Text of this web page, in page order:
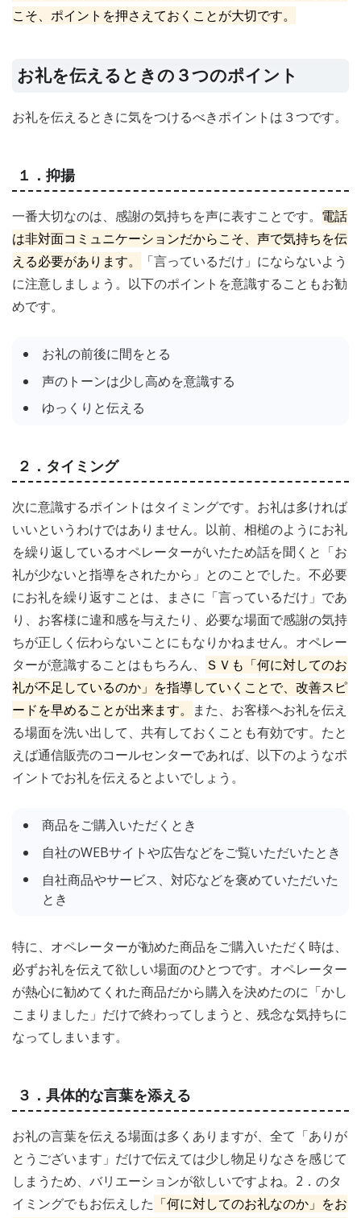
こそ、ポイントを押さえておくことが大切です。
お礼を伝えるときの３つのポイント
お礼を伝えるときに気をつけるべきポイントは３つです。
１．抑揚
一番大切なのは、感謝の気持ちを声に表すことです。 電話
は非対面コミュニケーションだからこそ、声で気持ちを伝
える必要があります。
「言っているだけ」にならないよう
に注意しましょう。以下のポイントを意識することもお勧
めです。
お礼の前後に間をとる
声のトーンは少し高めを意識する
ゆっくりと伝える
２．タイミング
次に意識するポイントはタイミングです。お礼は多ければ
いいというわけではありません。以前、相槌のようにお礼
を繰り返しているオペレーターがいたため話を聞くと「お
礼が少ないと指導をされたから」とのことでした。不必要
にお礼を繰り返すことは、まさに「言っているだけ」であ
り、お客様に違和感を与えたり、必要な場面で感謝の気持
ちが正しく伝わらないことにもなりかねません。オペレー
ターが意識することはもちろん、
ＳＶも「何に対してのお
礼が不足しているのか」を指導していくことで、改善スピ
ードを早めることが出来ます。
また、お客様へお礼を伝え
る場面を洗い出して、共有しておくことも有効です。たと
えば通信販売のコールセンターであれば、以下のようなポ
イントでお礼を伝えるとよいでしょう。
商品をご購入いただくとき
自社のWEBサイトや広告などをご覧いただいたとき
自社商品やサービス、対応などを褒めていただいた
とき
特に、オペレーターが勧めた商品をご購入いただく時は、
必ずお礼を伝えて欲しい場面のひとつです。オペレーター
が熱心に勧めてくれた商品だから購入を決めたのに「かし
こまりました」だけで終わってしまうと、残念な気持ちに
なってしまいます。
３．具体的な言葉を添える
お礼の言葉を伝える場面は多くありますが、全て「ありが
とうございます」だけで伝えては少し物足りなさを感じて
しまうため、バリエーションが欲しいですよね。2．のタ
イミングでもお伝えした 「何に対してのお礼なのか」をお